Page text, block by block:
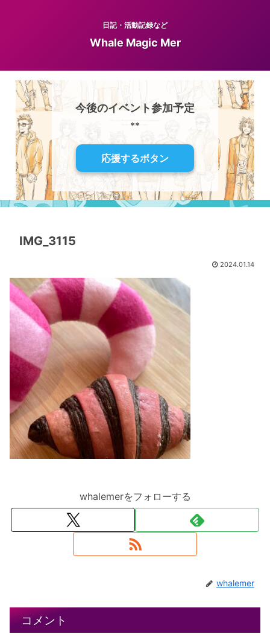
日記・活動記録など
Whale Magic Mer
今後のイベント参加予定
**
応援するボタン
IMG_3115
2024.01.14
whalemerをフォローする
whalemer
コメント